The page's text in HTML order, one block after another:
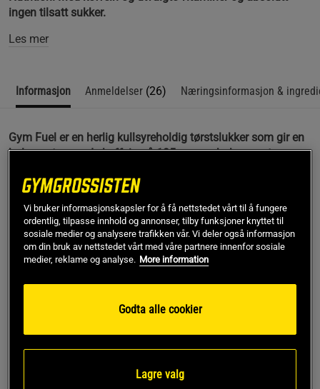
ingen tilsatt sukker.
Les mer
Informasjon Anmeldelser (26) Næringsinformasjon &
Gym Fuel er en herlig kullsyreholdig tørstslukker som gir en
balansert mengde koffein på 105 mg per boks, samt nøye
sukker og er kalorifri.
Delikat energidrikk
105 mg koffein
Med utvalgte vitaminer
Ingen sukker
Gym Fuel er en fantastisk god og samvittighetsfri
eneste dråpe sukker. Den inneholder heller ingen kalorier og
Vi bruker informasjonskapsler for å få nettstedet vårt til å fungere
ordentlig, tilpasse innhold og annonser, tilby funksjoner knyttet til
sosiale medier og analysere trafikken vår. Vi deler også informasjon
om din bruk av nettstedet vårt med våre partnere innenfor sosiale
medier, reklame og analyse. More information
Godta alle cookier
Lagre valg